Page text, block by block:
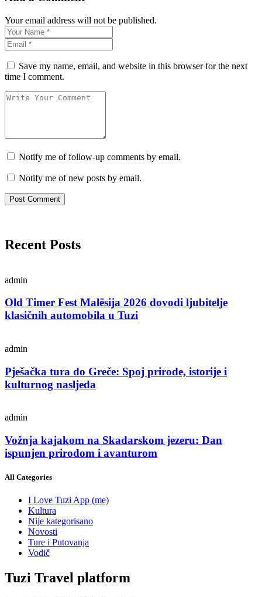
Your email address will not be published.
Save my name, email, and website in this browser for the next
time I comment.
Notify me of follow-up comments by email.
Notify me of new posts by email.
Recent Posts
admin
Old Timer Fest Malësija 2026 dovodi ljubitelje
klasičnih automobila u Tuzi
admin
Pješačka tura do Greče: Spoj prirode, istorije i
kulturnog nasljeđa
admin
Vožnja kajakom na Skadarskom jezeru: Dan
ispunjen prirodom i avanturom
All Categories
I Love Tuzi App (me)
Kultura
Nije kategorisano
Novosti
Ture i Putovanja
Vodič
Tuzi Travel platform